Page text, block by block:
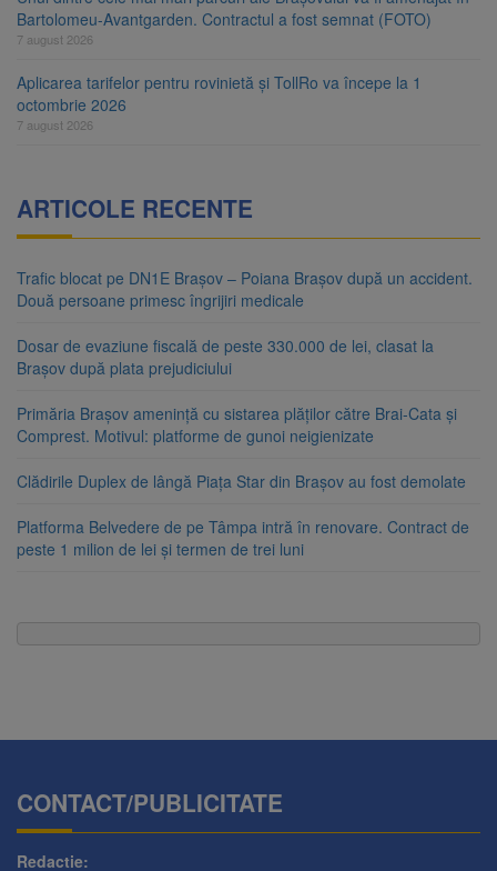
Bartolomeu-Avantgarden. Contractul a fost semnat (FOTO)
7 august 2026
Aplicarea tarifelor pentru rovinietă și TollRo va începe la 1
octombrie 2026
7 august 2026
ARTICOLE RECENTE
Trafic blocat pe DN1E Brașov – Poiana Brașov după un accident.
Două persoane primesc îngrijiri medicale
Dosar de evaziune fiscală de peste 330.000 de lei, clasat la
Brașov după plata prejudiciului
Primăria Brașov amenință cu sistarea plăților către Brai-Cata și
Comprest. Motivul: platforme de gunoi neigienizate
Clădirile Duplex de lângă Piața Star din Brașov au fost demolate
Platforma Belvedere de pe Tâmpa intră în renovare. Contract de
peste 1 milion de lei și termen de trei luni
CONTACT/PUBLICITATE
Redactie: